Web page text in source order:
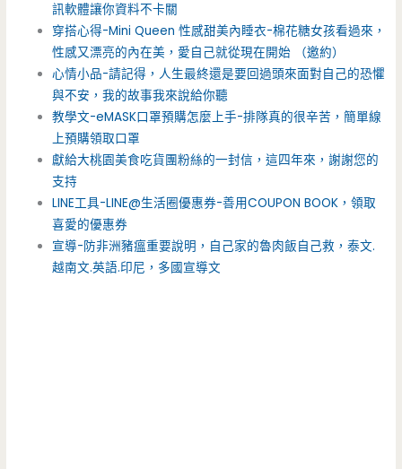
訊軟體讓你資料不卡關
穿搭心得-Mini Queen 性感甜美內睡衣-棉花糖女孩看過來，
性感又漂亮的內在美，愛自己就從現在開始 （邀約）
心情小品-請記得，人生最終還是要回過頭來面對自己的恐懼
與不安，我的故事我來說給你聽
教學文-eMASK口罩預購怎麼上手-排隊真的很辛苦，簡單線
上預購領取口罩
獻給大桃園美食吃貨團粉絲的一封信，這四年來，謝謝您的
支持
LINE工具-LINE@生活圈優惠券-善用COUPON BOOK，領取
喜愛的優惠券
宣導-防非洲豬瘟重要說明，自己家的魯肉飯自己救，泰文.
越南文.英語.印尼，多國宣導文